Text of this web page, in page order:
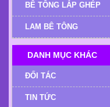
BÊ TÔNG LẮP GHÉP
LAM BÊ TÔNG
DANH MỤC KHÁC
ĐỐI TÁC
TIN TỨC